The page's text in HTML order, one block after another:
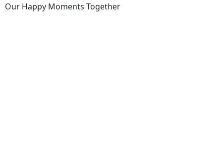
Our Happy Moments Together